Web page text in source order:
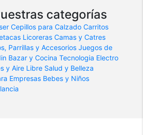
categorías
Cepillos para Calzado Carritos
Licoreras Camas y Catres
Parrillas y Accesorios Juegos de
Bazar y Cocina Tecnologia Electro
y Aire Libre Salud y Belleza
Empresas Bebes y Niños